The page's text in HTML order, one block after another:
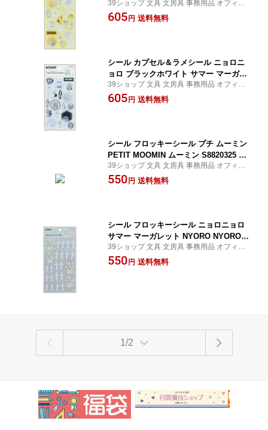
ORO NYORO S8820309 サンスター文
具 sunstar
39ショップ 文具 文房具 事務用品 オフィス
ステーショナリー 日用品 日用雑貨 ファン
シー 女の子 男の子 景品 イベント
605円 送料無料
シール カプセル＆ラメシール ニョロニ
ョロ ブラックホワイト サマー マーガレ
ット NYORO NYORO S8820317 サンス
ター文具 sunstar
39ショップ 文具 文房具 事務用品 オフィス
ステーショナリー 日用品 日用雑貨 ファン
シー 女の子 男の子 景品 イベント
605円 送料無料
シール フロッキーシール プチ ムーミン
PETIT MOOMIN ムーミン S8820325 サ
ンスター文具 sunstar
39ショップ 文具 文房具 事務用品 オフィス
ステーショナリー 日用品 日用雑貨 ファン
シー 女の子 男の子 景品 イベント
550円 送料無料
シール フロッキーシール ニョロニョロ
サマー マーガレット NYORO NYORO S
8820333 サンスター文具 sunstar
39ショップ 文具 文房具 事務用品 オフィス
ステーショナリー 日用品 日用雑貨 ファン
シー 女の子 男の子 景品 イベント
550円 送料無料
1/2